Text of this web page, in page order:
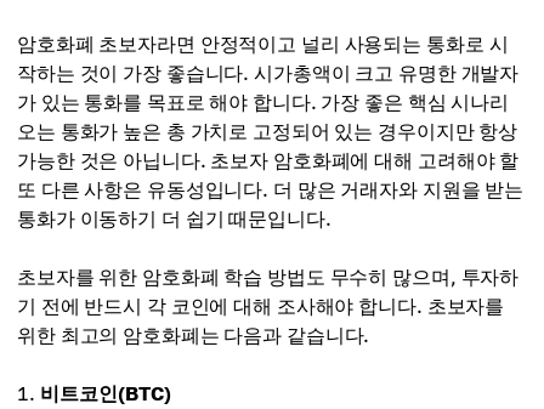
암호화폐 초보자라면 안정적이고 널리 사용되는 통화로 시
작하는 것이 가장 좋습니다. 시가총액이 크고 유명한 개발자
가 있는 통화를 목표로 해야 합니다. 가장 좋은 핵심 시나리
오는 통화가 높은 총 가치로 고정되어 있는 경우이지만 항상
가능한 것은 아닙니다. 초보자 암호화폐에 대해 고려해야 할
또 다른 사항은 유동성입니다. 더 많은 거래자와 지원을 받는
통화가 이동하기 더 쉽기 때문입니다.
초보자를 위한 암호화폐 학습 방법도 무수히 많으며, 투자하
기 전에 반드시 각 코인에 대해 조사해야 합니다. 초보자를
위한 최고의 암호화폐는 다음과 같습니다.
비트코인(BTC)